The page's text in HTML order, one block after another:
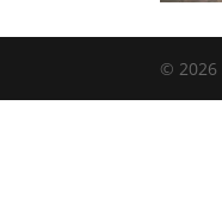
© 2026